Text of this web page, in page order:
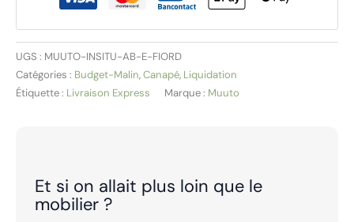
E
–
FIORD
Kvadrat
UGS : MUUTO-INSITU-AB-E-FIORD
Catégories : Budget-Malin,Canapé, Liquidation
Étiquette : Livraison Express Marque : Muuto
Et si on allait plus loin que le
mobilier ?